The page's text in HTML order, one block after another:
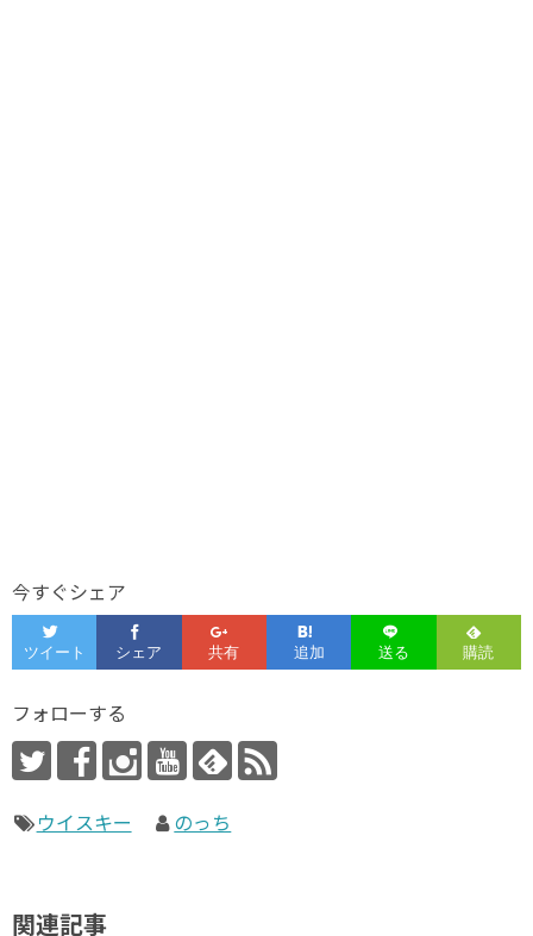
今すぐシェア
フォローする
ウイスキー のっち
関連記事